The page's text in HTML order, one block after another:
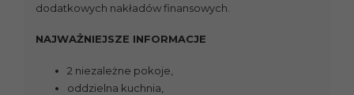
dodatkowych nakładów finansowych.
NAJWAŻNIEJSZE INFORMACJE
2 niezależne pokoje,
oddzielna kuchnia,